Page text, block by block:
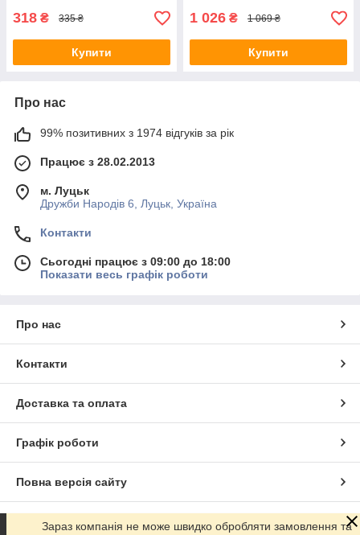
318 ₴ 335 ₴
Купити
1 026 ₴ 1 069 ₴
Купити
Про нас
99% позитивних з 1974 відгуків за рік
Працює з 28.02.2013
м. Луцьк
Дружби Народів 6, Луцьк, Україна
Контакти
Сьогодні працює з 09:00 до 18:00
Показати весь графік роботи
Про нас
Контакти
Доставка та оплата
Графік роботи
Повна версія сайту
Сайт створено на маркетплейсіProm.ua
Зараз компанія не може швидко обробляти замовлення та